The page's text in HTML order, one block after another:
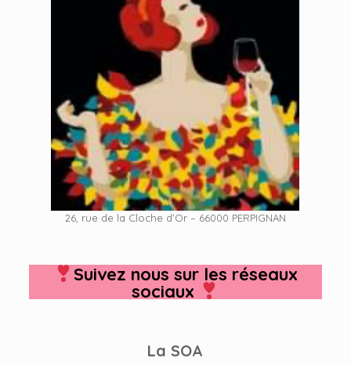
26, rue de la Cloche d’Or – 66000 PERPIGNAN
Suivez nous sur les réseaux
sociaux
La SOA